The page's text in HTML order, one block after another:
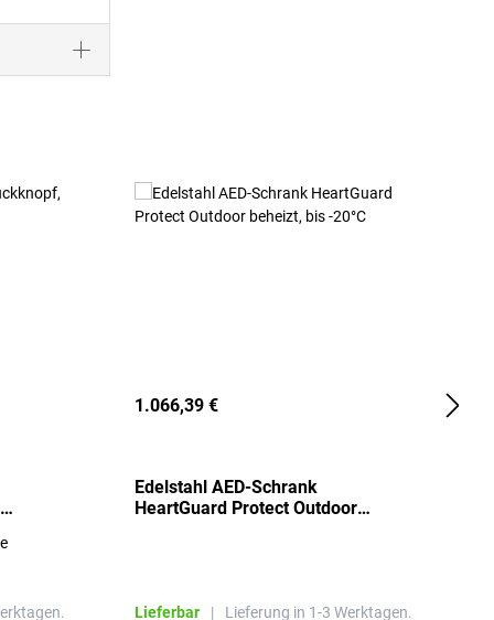
1.066,39 €
Edelstahl AED-Schrank
HeartGuard Protect Outdoor
Lieferbar | Lieferung in 1-3 Werktagen.